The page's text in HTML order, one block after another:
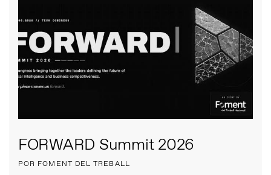
FORWARD Summit 2026
POR FOMENT DEL TREBALL